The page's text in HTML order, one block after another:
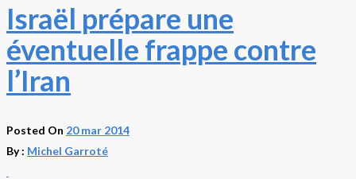
Israël prépare une
éventuelle frappe contre
l’Iran
Posted On 20 mar 2014
By : Michel Garroté